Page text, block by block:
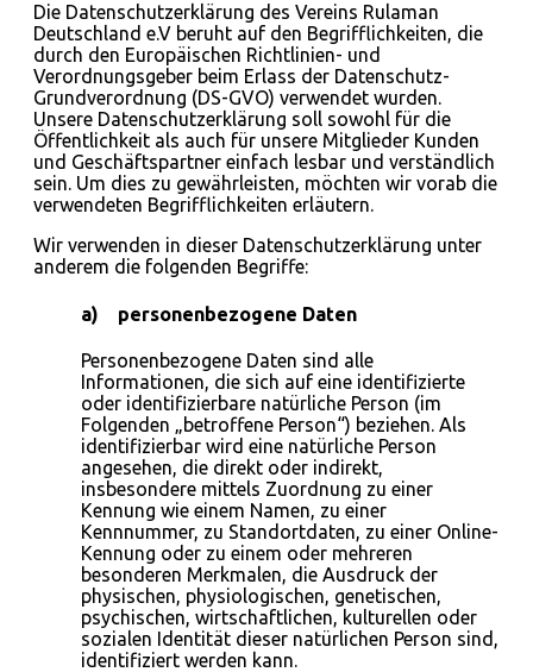
Die Datenschutzerklärung des Vereins Rulaman
Deutschland e.V beruht auf den Begrifflichkeiten, die
durch den Europäischen Richtlinien- und
Verordnungsgeber beim Erlass der Datenschutz-
Grundverordnung (DS-GVO) verwendet wurden.
Unsere Datenschutzerklärung soll sowohl für die
Öffentlichkeit als auch für unsere Mitglieder Kunden
und Geschäftspartner einfach lesbar und verständlich
sein. Um dies zu gewährleisten, möchten wir vorab die
verwendeten Begrifflichkeiten erläutern.
Wir verwenden in dieser Datenschutzerklärung unter
anderem die folgenden Begriffe:
a) personenbezogene Daten
Personenbezogene Daten sind alle
Informationen, die sich auf eine identifizierte
oder identifizierbare natürliche Person (im
Folgenden „betroffene Person“) beziehen. Als
identifizierbar wird eine natürliche Person
angesehen, die direkt oder indirekt,
insbesondere mittels Zuordnung zu einer
Kennung wie einem Namen, zu einer
Kennnummer, zu Standortdaten, zu einer Online-
Kennung oder zu einem oder mehreren
besonderen Merkmalen, die Ausdruck der
physischen, physiologischen, genetischen,
psychischen, wirtschaftlichen, kulturellen oder
sozialen Identität dieser natürlichen Person sind,
identifiziert werden kann.